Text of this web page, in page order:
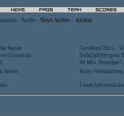
- Suche - News Archiv - Artikel
Server
Goodbye 2025 –
United.de
SofaDaddler goes
40 Mio. Beuscher
Server
Frohe
Unser